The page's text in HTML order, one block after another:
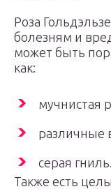
Роза
болезням и
может быть
как:
мучнистая
различные
серая гниль.
Также есть